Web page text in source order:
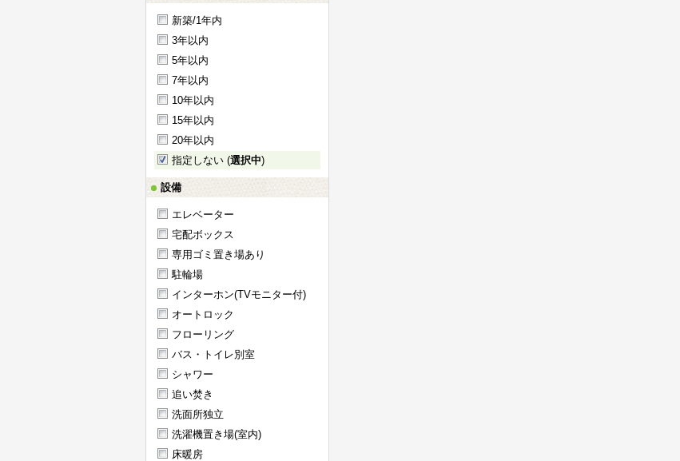
新築/1年内
3年以内
5年以内
7年以内
10年以内
15年以内
20年以内
指定しない (選択中)
設備
エレベーター
宅配ボックス
専用ゴミ置き場あり
駐輪場
インターホン(TVモニター付)
オートロック
フローリング
バス・トイレ別室
シャワー
追い焚き
洗面所独立
洗濯機置き場(室内)
床暖房